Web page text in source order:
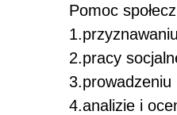
Pomoc
2.pracy
3.prowadzeniu
4.analizie i